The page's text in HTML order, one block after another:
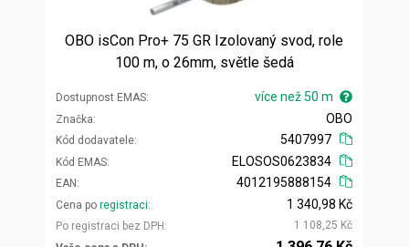
OBO isCon Pro+ 75 GR Izolovaný svod, role
100 m, o 26mm, světle šedá
Dostupnost EMAS více než 50 m
Značka
Kód dodavatele
OBO
5407997
Kód EMAS
EAN
ELOSOS0623834
4012195888154
Cena po registraci
Po registraci bez DPH
1 340,98 Kč
1 108,25 Kč